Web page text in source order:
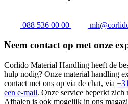
088 536 00 00
Neem contact op met onze
Corlido Material Handling heeft de
hulp nodig? Onze material handling
contact met ons op via de chat, via
een e-mail. Onze service beperkt zich
Afhalen is ook mogelijk in ons